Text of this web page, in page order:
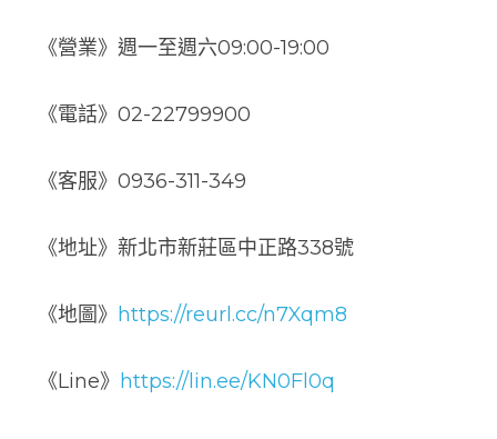
《營業》週一至週六09:00-19:00
《電話》 02-22799900
《客服》0936-311-349
《地址》 新北市新莊區中正路338號
《地圖》 https://reurl.cc/n7Xqm8
《Line》 https://lin.ee/KN0Fl0q